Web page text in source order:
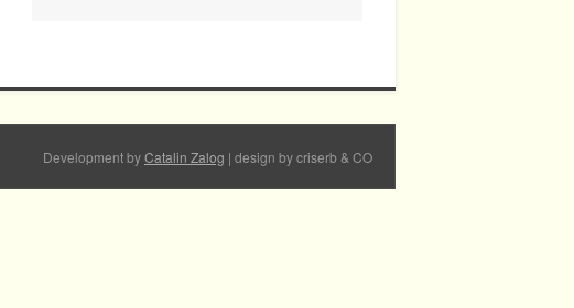
Development byCatalin Zalog | design by criserb & CO